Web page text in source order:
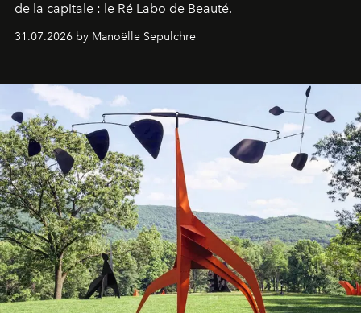
de la capitale : le Ré Labo de Beauté.
31.07.2026 by Manoëlle Sepulchre